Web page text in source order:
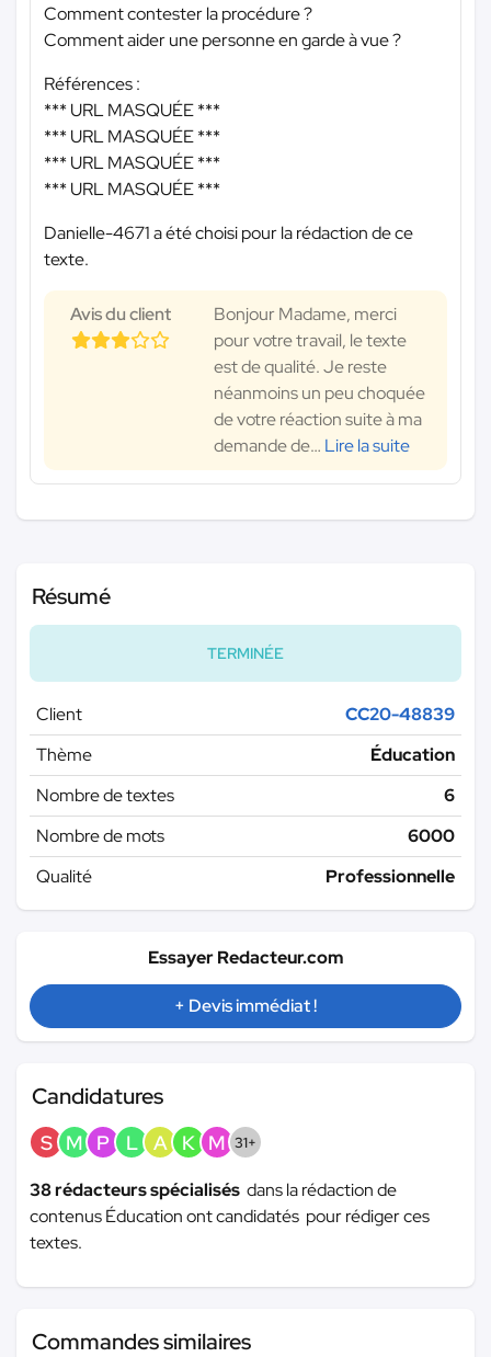
Comment contester la procédure ?
Comment aider une personne en garde à vue ?
Références :
*** URL MASQUÉE ***
*** URL MASQUÉE ***
*** URL MASQUÉE ***
*** URL MASQUÉE ***
Danielle-4671 a été choisi pour la rédaction de ce
texte.
Avis du client
Bonjour Madame, merci
pour votre travail, le texte
est de qualité. Je reste
néanmoins un peu choquée
de votre réaction suite à ma
demande de… Lire la suite
Résumé
TERMINÉE
Client
CC20-48839
Thème
Éducation
Nombre de textes
6
Nombre de mots
6000
Qualité
Professionnelle
Essayer Redacteur.com
+ Devis immédiat !
Candidatures
S M P L A K M 31+
38 rédacteurs spécialisés dans la rédaction de
contenus Éducation ont candidatés pour rédiger ces
textes.
Commandes similaires